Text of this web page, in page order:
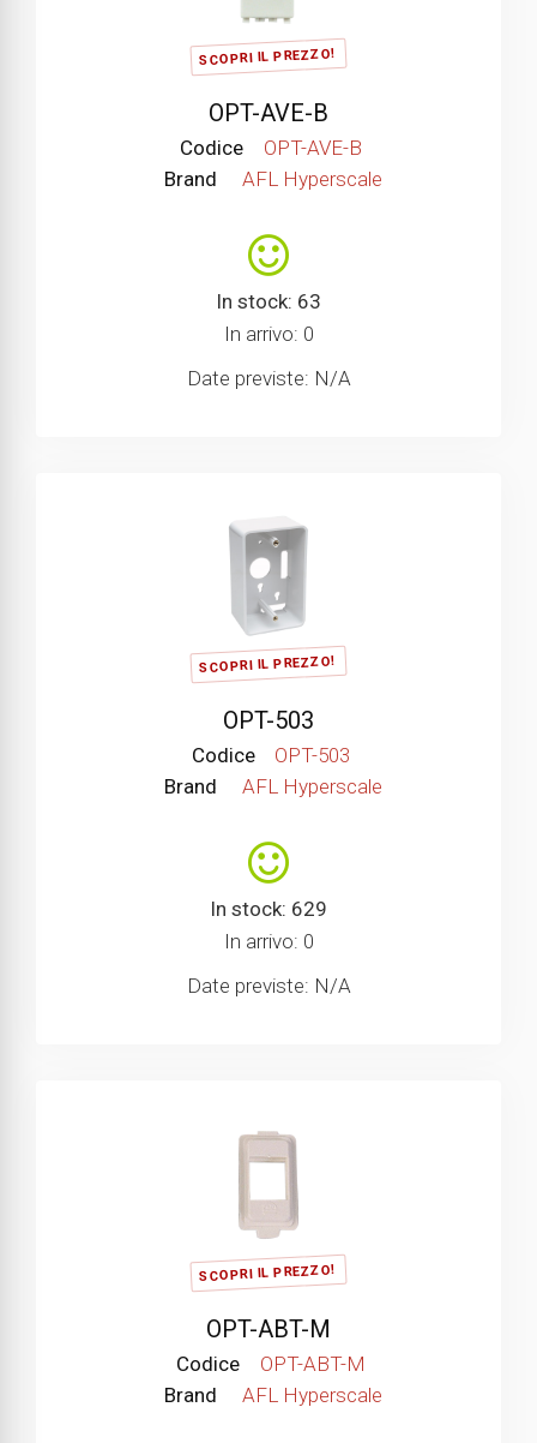
SCOPRI IL PREZZO!
OPT-AVE-B
Codice
OPT-AVE-B
Brand
AFL Hyperscale
In stock: 63
In arrivo: 0
Date previste: N/A
SCOPRI IL PREZZO!
OPT-503
Codice
OPT-503
Brand
AFL Hyperscale
In stock: 629
In arrivo: 0
Date previste: N/A
SCOPRI IL PREZZO!
OPT-ABT-M
Codice
OPT-ABT-M
Brand
AFL Hyperscale